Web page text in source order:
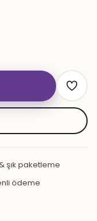
şık paketleme
ödeme